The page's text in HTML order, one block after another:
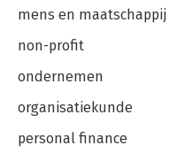
mens en maatschappij
non-profit
ondernemen
organisatiekunde
personal finance